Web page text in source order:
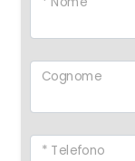
Cognome
* Telefono